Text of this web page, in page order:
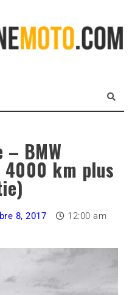
BMW
4000 km plus
8, 2017
12:00 am